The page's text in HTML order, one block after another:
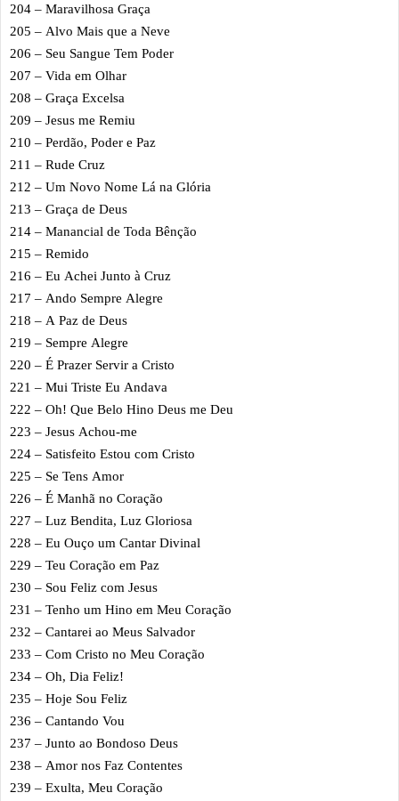
204 – Maravilhosa Graça
205 – Alvo Mais que a Neve
206 – Seu Sangue Tem Poder
207 – Vida em Olhar
208 – Graça Excelsa
209 – Jesus me Remiu
210 – Perdão, Poder e Paz
211 – Rude Cruz
212 – Um Novo Nome Lá na Glória
213 – Graça de Deus
214 – Manancial de Toda Bênção
215 – Remido
216 – Eu Achei Junto à Cruz
217 – Ando Sempre Alegre
218 – A Paz de Deus
219 – Sempre Alegre
220 – É Prazer Servir a Cristo
221 – Mui Triste Eu Andava
222 – Oh! Que Belo Hino Deus me Deu
223 – Jesus Achou-me
224 – Satisfeito Estou com Cristo
225 – Se Tens Amor
226 – É Manhã no Coração
227 – Luz Bendita, Luz Gloriosa
228 – Eu Ouço um Cantar Divinal
229 – Teu Coração em Paz
230 – Sou Feliz com Jesus
231 – Tenho um Hino em Meu Coração
232 – Cantarei ao Meus Salvador
233 – Com Cristo no Meu Coração
234 – Oh, Dia Feliz!
235 – Hoje Sou Feliz
236 – Cantando Vou
237 – Junto ao Bondoso Deus
238 – Amor nos Faz Contentes
239 – Exulta, Meu Coração